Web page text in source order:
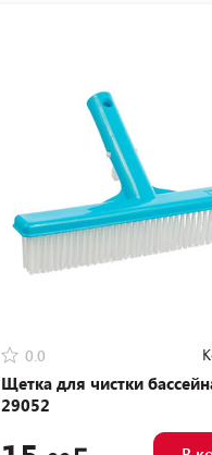
0.0
Щетка для чистки
29052